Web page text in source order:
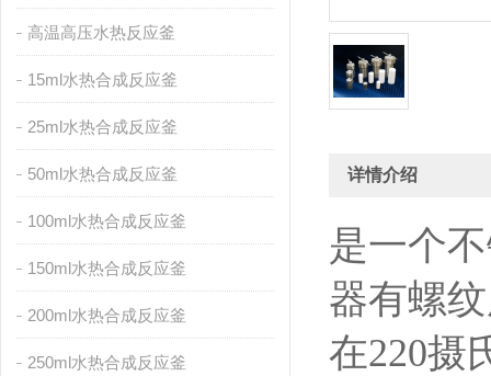
高温高压水热反应釜
15ml水热合成反应釜
25ml水热合成反应釜
50ml水热合成反应釜
100ml水热合成反应釜
150ml水热合成反应釜
200ml水热合成反应釜
250ml水热合成反应釜
详情介绍
是一个
器有螺
在220摄